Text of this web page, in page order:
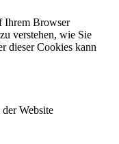
Ihrem Browser
verstehen, wie Sie
dieser Cookies kann
Website